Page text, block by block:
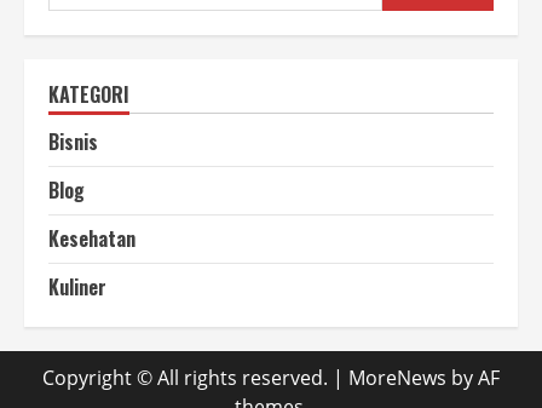
KATEGORI
Bisnis
Blog
Kesehatan
Kuliner
Copyright © All rights reserved. | MoreNews by AF